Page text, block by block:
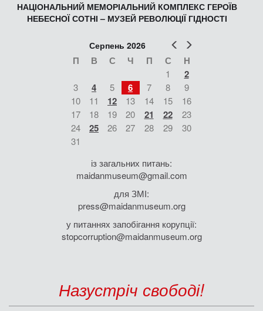
НАЦІОНАЛЬНИЙ МЕМОРІАЛЬНИЙ КОМПЛЕКС ГЕРОЇВ
НЕБЕСНОЇ СОТНІ – МУЗЕЙ РЕВОЛЮЦІЇ ГІДНОСТІ
Попер
Серпень 2026
П В С Ч П С Н
1 2
3 4 5 6 7 8
9
10
11 12 13 14 15
16
17
18 19 20 21 22
23
24
25 26 27 28 29
30
31
із загальних питань:
maidanmuseum@gmail.com
для ЗМІ:
press@maidanmuseum.org
у питаннях запобігання корупції:
stopcorruption@maidanmuseum.org
Назустріч свободі!